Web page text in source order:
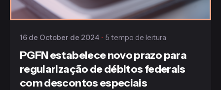
Gaiofato & Galvão
16 de October de 2024 5 tempo de leitura
PGFN estabelece novo prazo para
regularização de débitos federais
com descontos especiais